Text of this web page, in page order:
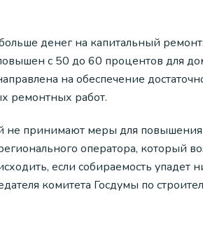
денег на капитальный
с 50 до 60 процентов для
на обеспечение
ремонтных работ.
не принимают меры для повышения
оператора, который
если собираемость упадет
комитета Госдумы по